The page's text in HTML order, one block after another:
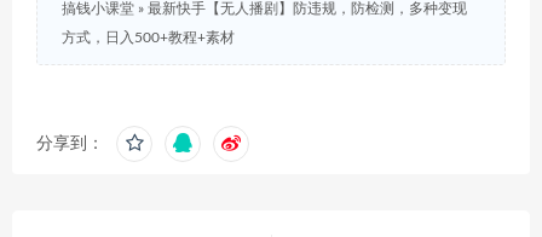
搞钱小课堂 » 最新快手【无人播剧】防违规，防检测，多种变现
方式，日入500+教程+素材
分享到：